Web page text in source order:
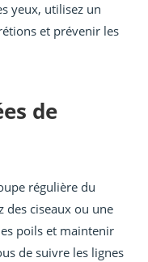
yeux, utilisez un
et prévenir les
de
régulière du
des ciseaux ou une
poils et maintenir
de suivre les lignes